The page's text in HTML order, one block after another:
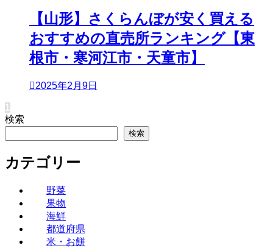
【山形】さくらんぼが安く買える
おすすめの直売所ランキング【東
根市・寒河江市・天童市】
2025年2月9日
1
検索
検索
カテゴリー
野菜
果物
海鮮
都道府県
米・お餅